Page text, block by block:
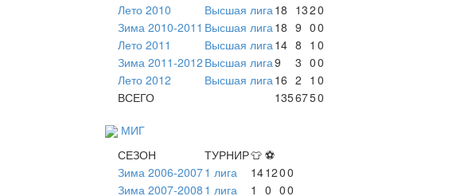
Лето 2010
Высшая лига 18 1320
Зима 2010-2011 Высшая лига 18 9 00
Лето 2011
Высшая лига 14 8 1 0
Зима 2011-2012 Высшая лига9 3 00
Лето 2012
Высшая лига 16 2 1 0
ВСЕГО
1356750
МИГ
СЕЗОН
ТУРНИР👕 ⚽
Зима 2006-20071 лига 141200
Зима 2007-2008 1 лига 1 0 00